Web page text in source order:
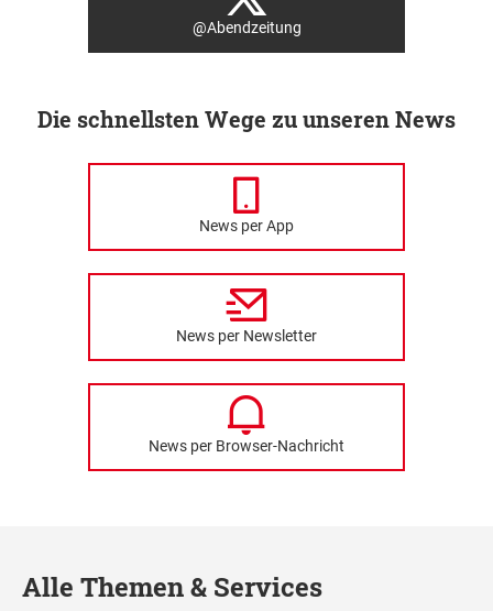
@Abendzeitung
Die schnellsten Wege zu unseren News
News per App
News per Newsletter
News per Browser-Nachricht
Alle Themen & Services